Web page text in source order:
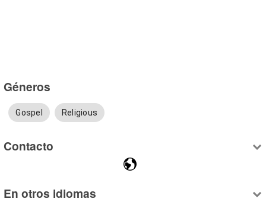
Géneros
Gospel Religious
Contacto
En otros idiomas